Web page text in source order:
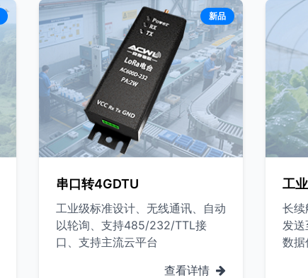
新品
串口转4GDTU
工业级标准设计、无线通讯、自动
以轮询、支持485/232/TTL接
口、支持主流云平台
查看详情
工
长续
发送
数据